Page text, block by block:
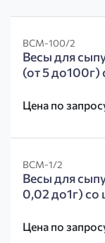
ВСМ-100/2
Весы для
(от 5 до100г)
Цена по
ВСМ-1/2
Весы для
0,02 до1г) со
Цена по